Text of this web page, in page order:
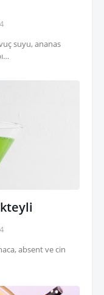
suyu, ananas
absent ve cin